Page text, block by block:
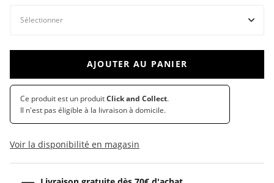
AJOUTER AU PANIER
Ce produit est un produitClick and Collect.
Il n'est pas éligible à la livraison à domicile.
Voir la disponibilité en magasin